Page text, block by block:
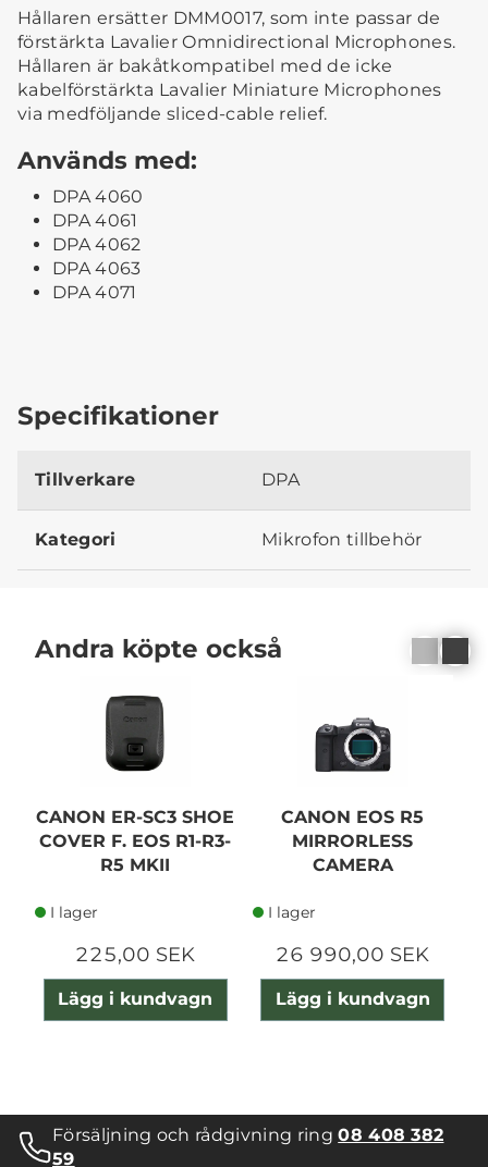
Hållaren ersätter DMM0017, som inte passar de
förstärkta Lavalier Omnidirectional Microphones.
Hållaren är bakåtkompatibel med de icke
kabelförstärkta Lavalier Miniature Microphones
via medföljande sliced-cable relief.
Används med:
DPA 4060
DPA 4061
DPA 4062
DPA 4063
DPA 4071
Specifikationer
Tillverkare DPA
Kategori Mikrofon tillbehör
Andra köpte också
CANON ER-SC3 SHOE
COVER F. EOS R1-R3-
R5 MKII
I lager
225,00 SEK
Lägg i kundvagn
CANON EOS R5
MIRRORLESS
CAMERA
I lager
26 990,00 SEK
Lägg i kundvagn
Försäljning och rådgivning ring08 408 382
59